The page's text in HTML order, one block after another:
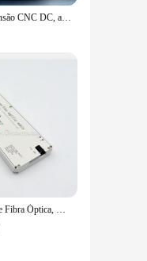
Regulador de tensão CNC DC, ajustável com display LCD, corrente contínua estabilizada, módulo de potência, XY-SK80H, DC6-36V, 5A, 80W
Amplificador De Fibra Óptica, Mini Módulo, EDFA, Alta Potência, 23dBm, Porta SC